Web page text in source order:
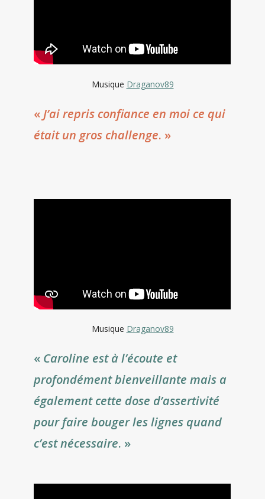
Musique Draganov89
« J’ai repris confiance en moi ce qui
était un gros challenge. »
Musique Draganov89
« Caroline est à l’écoute et
profondément bienveillante mais a
également cette dose d’assertivité
pour faire bouger les lignes quand
c’est nécessaire. »